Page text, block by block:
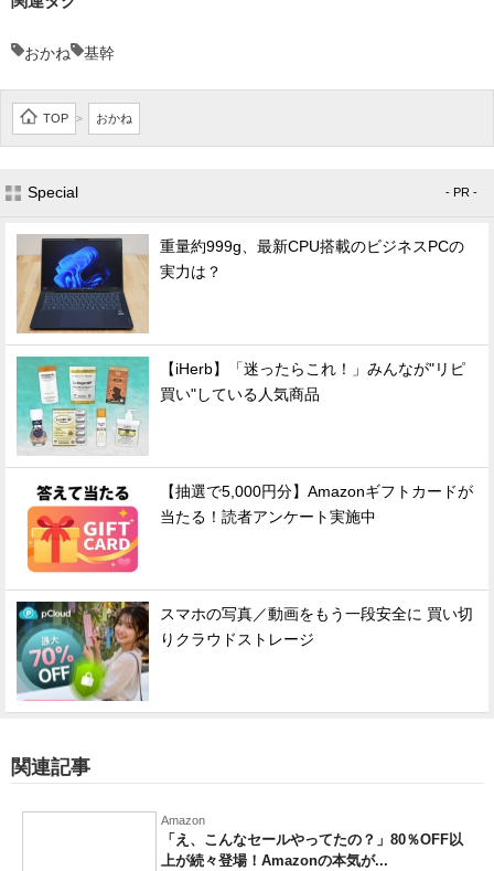
おかね 基幹
TOP > おかね
Special - PR -
重量約999g、最新CPU搭載のビジネスPCの
実力は？
【iHerb】「迷ったらこれ！」みんなが"リピ
買い"している人気商品
【抽選で5,000円分】Amazonギフトカードが
当たる！読者アンケート実施中
スマホの写真／動画をもう一段安全に 買い切
りクラウドストレージ
関連記事
Amazon
「え、こんなセールやってたの？」80％OFF以
上が続々登場！Amazonの本気が...